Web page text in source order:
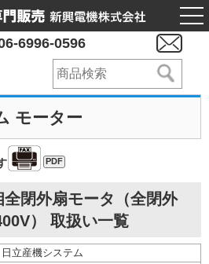
6996-0596
モーター
PDF
全閉外扇モータ（全閉外
） 取扱い一覧
日立産機システム